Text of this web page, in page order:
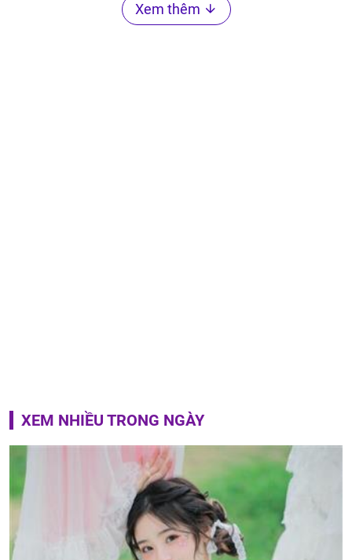
Xem thêm
XEM NHIỀU TRONG NGÀY